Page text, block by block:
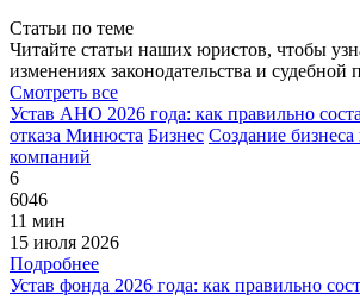
Статьи по теме
Читайте статьи наших юристов, чтобы
изменениях законодательства и судебной
Смотреть все
Устав АНО 2026 года: как правильно
отказа Минюста Бизнес Создание бизнеса
компаний
6
6046
11 мин
15 июля 2026
Подробнее
Устав фонда 2026 года: как правильно